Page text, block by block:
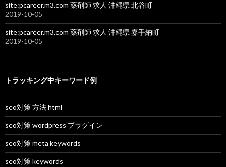
site:pcareer.m3.com 薬剤師 求人 沖縄県 北谷町
2019-10-05
site:pcareer.m3.com 薬剤師 求人 沖縄県 嘉手納町
2019-10-05
トラッキング中キーワード例
seo対策 方法 html
seo対策 wordpress プラグイン
seo対策 meta keywords
seo対策 keywords